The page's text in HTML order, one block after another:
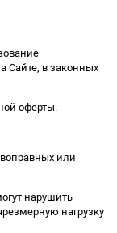
Сайте, в законных
оферты.
или
нарушить
нагрузку